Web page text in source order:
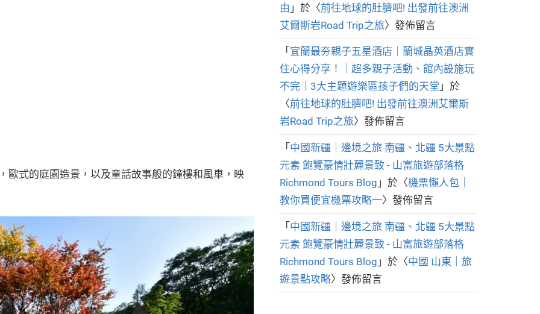
歐式的庭園造景，以及童話故事般的鐘樓和風車，映
由 」於〈前往地球的肚臍吧! 出發前往澳洲
艾爾斯岩Road Trip之旅〉發佈留言
「 宜蘭最夯親子五星酒店｜蘭城晶英酒店實
住心得分享！｜超多親子活動、館內設施玩
不完｜3大主題遊樂區孩子們的天堂 」於
〈前往地球的肚臍吧! 出發前往澳洲艾爾斯
岩Road Trip之旅〉發佈留言
「 中國新疆｜邊境之旅 南疆、北疆 5大景點
元素 飽覽豪情壯麗景致 - 山富旅遊部落格
Richmond Tours Blog 」於〈機票懶人包｜
教你買便宜機票攻略一〉發佈留言
「中國新疆｜邊境之旅 南疆、北疆 5大景點
元素 飽覽豪情壯麗景致 - 山富旅遊部落格
Richmond Tours Blog 」於〈中國 山東｜旅
遊景點攻略〉發佈留言